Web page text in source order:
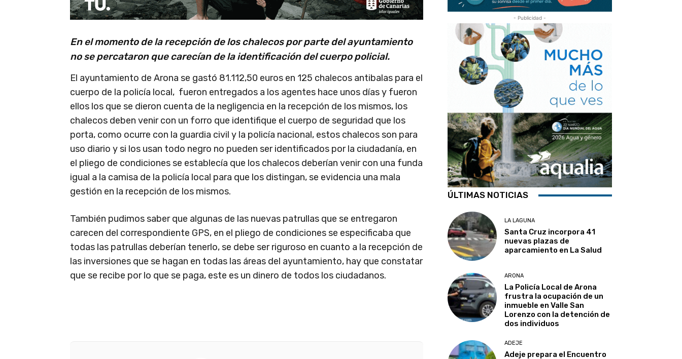
En el momento de la recepción de los chalecos por parte del ayuntamiento
no se percataron que carecían de la identificación del cuerpo policial.
El ayuntamiento de Arona se gastó 81.112,50 euros en 125 chalecos antibalas para el
cuerpo de la policía local, fueron entregados a los agentes hace unos días y fueron
ellos los que se dieron cuenta de la negligencia en la recepción de los mismos, los
chalecos deben venir con un forro que identifique el cuerpo de seguridad que los
porta, como ocurre con la guardia civil y la policía nacional, estos chalecos son para
uso diario y si los usan todo negro no pueden ser identificados por la ciudadanía, en
el pliego de condiciones se establecía que los chalecos deberían venir con una funda
igual a la camisa de la policía local para que los distingan, se evidencia una mala
gestión en la recepción de los mismos.
También pudimos saber que algunas de las nuevas patrullas que se entregaron
carecen del correspondiente GPS, en el pliego de condiciones se especificaba que
todas las patrullas deberían tenerlo, se debe ser riguroso en cuanto a la recepción de
las inversiones que se hagan en todas las áreas del ayuntamiento, hay que constatar
que se recibe por lo que se paga, este es un dinero de todos los ciudadanos.
- Publicidad -
ÚLTIMAS NOTICIAS
LA LAGUNA
Santa Cruz incorpora 41
nuevas plazas de
aparcamiento en La Salud
ARONA
La Policía Local de Arona
frustra la ocupación de un
inmueble en Valle San
Lorenzo con la detención de
dos individuos
ADEJE
Adeje prepara el Encuentro